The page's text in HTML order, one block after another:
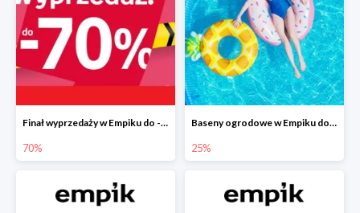
Finał wyprzedaży w Empiku do -70%
70%
Baseny ogrodowe w Empiku do -25%
25%